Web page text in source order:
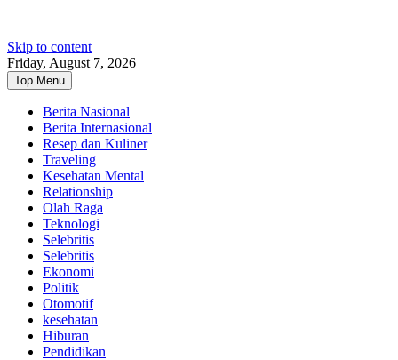
Skip to content
Friday, August 7, 2026
Top Menu
Berita Nasional
Berita Internasional
Resep dan Kuliner
Traveling
Kesehatan Mental
Relationship
Olah Raga
Teknologi
Selebritis
Selebritis
Ekonomi
Politik
Otomotif
kesehatan
Hiburan
Pendidikan